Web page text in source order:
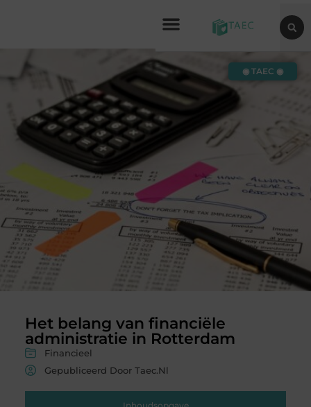
Het belang van financiële
administratie in Rotterdam
Financieel
Gepubliceerd Door Taec.nl
◉ TAEC ◉